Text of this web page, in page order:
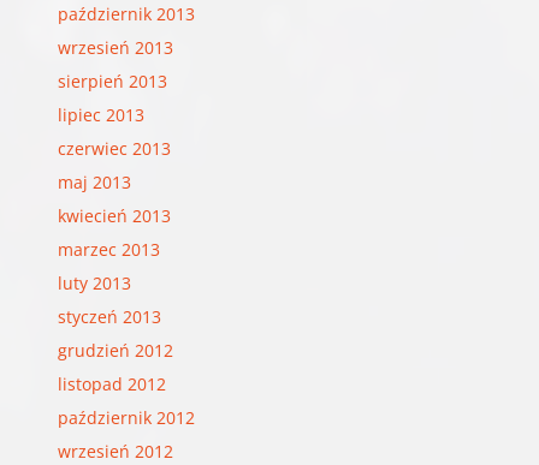
październik 2013
wrzesień 2013
sierpień 2013
lipiec 2013
czerwiec 2013
maj 2013
kwiecień 2013
marzec 2013
luty 2013
styczeń 2013
grudzień 2012
listopad 2012
październik 2012
wrzesień 2012